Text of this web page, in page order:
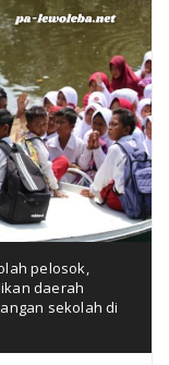
pelosok,
daerah
sekolah di